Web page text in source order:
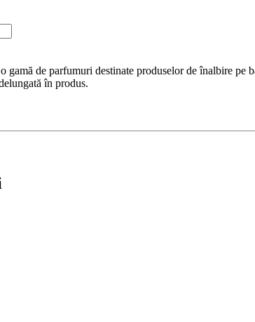
de parfumuri destinate produselor de înalbire pe
în produs.